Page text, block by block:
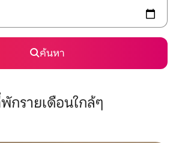
ค้นหา
กรายเดือนใกล้ๆ